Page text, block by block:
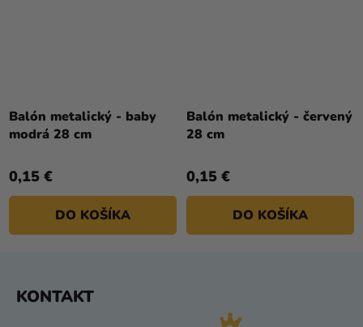
Balón metalický - baby
modrá 28 cm
0,15 €
DO KOŠÍKA
Balón metalický - červený
28 cm
0,15 €
DO KOŠÍKA
KONTAKT